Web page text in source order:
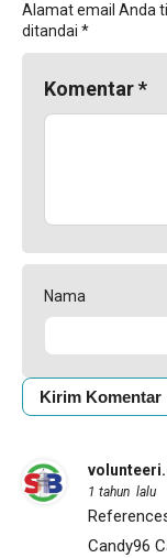
Alamat email Anda
ditandai *
Komentar*
Nama
1 tahun lalu
Candy96